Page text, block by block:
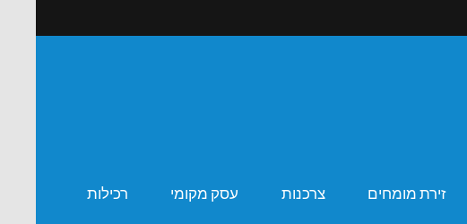
זירת מומחים צרכנות עסק מקומי רכילות